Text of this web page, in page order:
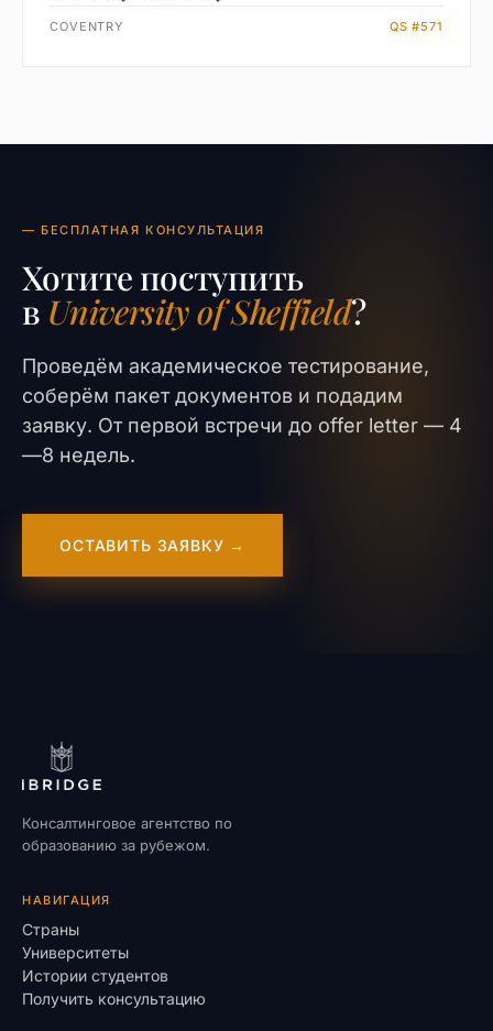
COVENTRY QS #571
— БЕСПЛАТНАЯ КОНСУЛЬТАЦИЯ
Хотите поступить
в University of Sheffield?
Проведём академическое тестирование,
соберём пакет документов и подадим
заявку. От первой встречи до offer letter — 4
—8 недель.
ОСТАВИТЬ ЗАЯВКУ →
Консалтинговое агентство по
образованию за рубежом.
НАВИГАЦИЯ
Страны
Университеты
Истории студентов
Получить консультацию